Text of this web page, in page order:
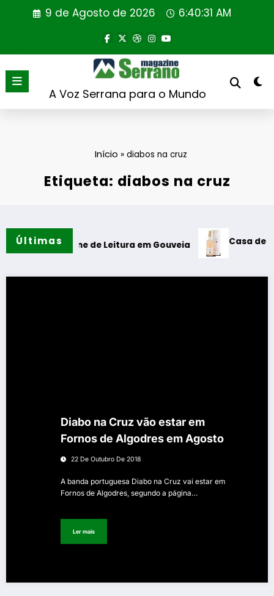
9 de Agosto de 2026 6:40:32 AM
A Voz Serrana para o Mundo
Início »diabos na cruz
Etiqueta: diabos na cruz
Últimas
da Cabine de Leitura em Gouveia Casa de Santar
Diabo na Cruz vão estar em
Fornos de Algodres em Agosto
22 De Outubro De 2018
A banda portuguesa Diabo na Cruz vai estar em
Fornos de Algodres, segundo a página…
Ler mais